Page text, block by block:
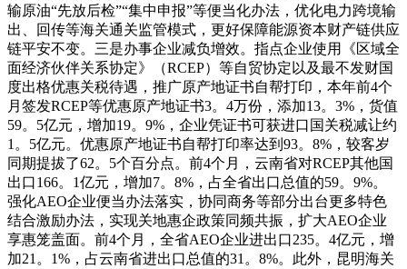
输原油“先放后检”“集中申报”等便当化办法，优化电力跨境输
出、回传等海关通关监管模式，更好保障能源资本财产链供应
链平安不变。三是办事企业减负增效。指点企业使用《区域全
面经济伙伴关系协定》（RCEP）等自贸协定以及最不发财国
度出格优惠关税待遇，推广原产地证书自帮打印，本年前4个
月签发RCEP等优惠原产地证书3。4万份，添加13。3%，货值
59。5亿元，增加19。9%，企业凭证书可获进口国关税减让约
1。5亿元。优惠原产地证书自帮打印率达到93。8%，较客岁
同期提拔了62。5个百分点。前4个月，云南省对RCEP其他国
出口166。1亿元，增加7。8%，占全省出口总值的59。9%。
强化AEO企业便当办法落实，协同商务等部分出台更多特色
结合激励办法，实现关地惠企政策同频共振，扩大AEO企业
享惠笼盖面。前4个月，全省AEO企业进出口235。4亿元，增
加21。1%，占云南省进出口总值的31。8%。此外，昆明海关